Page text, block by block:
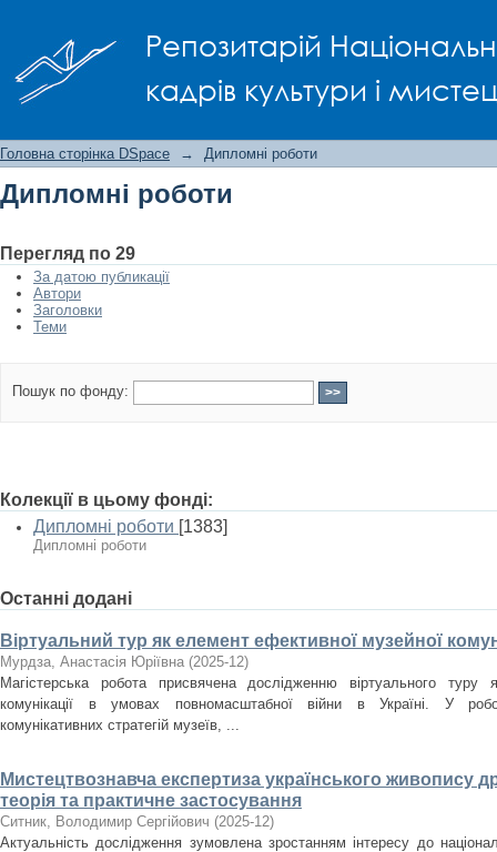
Репозитарій
кадрів культури і
Головна сторінка DSpace → Дипломні роботи
Дипломні роботи
Перегляд по 29
За датою публикації
Автори
Заголовки
Теми
Пошук по фонду:
Колекції в цьому фонді:
Дипломні роботи [1383]
Дипломні роботи
Останні додані
Віртуальний тур як елемент ефективної музейної
Мурдза, Анастасія Юріївна (2025-12)
Магістерська робота присвячена дослідженню віртуального туру
комунікації в умовах повномасштабної війни в Україні. У
комунікативних стратегій музеїв, ...
Мистецтвознавча експертиза українського живопису
теорія та практичне застосування
Ситник, Володимир Сергійович (2025-12)
Актуальність дослідження зумовлена зростанням інтересу до